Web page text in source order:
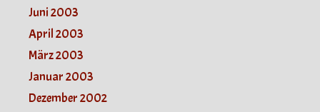
Juni 2003
April 2003
März 2003
Januar 2003
Dezember 2002